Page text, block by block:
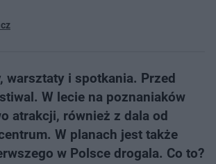
warsztaty i spotkania. Przed
W lecie na poznaniaków
atrakcji, również z dala od
W planach jest także
w Polsce drogala. Co to?